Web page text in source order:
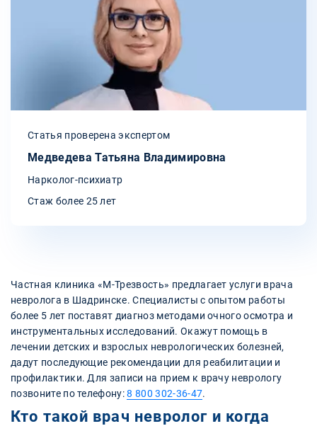
Статья проверена экспертом
Медведева Татьяна Владимировна
Нарколог-психиатр
Стаж более 25 лет
Частная клиника «М-Трезвость» предлагает услуги врача
невролога в Шадринске. Специалисты с опытом работы
более 5 лет поставят диагноз методами очного осмотра и
инструментальных исследований. Окажут помощь в
лечении детских и взрослых неврологических болезней,
дадут последующие рекомендации для реабилитации и
профилактики. Для записи на прием к врачу неврологу
позвоните по телефону:8 800 302-36-47.
Кто такой врач невролог и когда